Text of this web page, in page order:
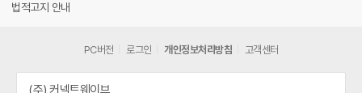
법적고지 안내
PC버전 로그인 개인정보처리방침 고객센터
(주) 커넥트웨이브